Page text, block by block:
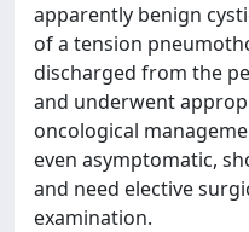
apparently benign
of a tension
discharged from the
and underwent
oncological
even asymptomatic,
and need elective
examination.